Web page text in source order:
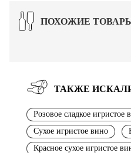
ПОХОЖИЕ
ТАКЖЕ
Розовое сладкое игристое
Сухое игристое вино
Красное сухое игристое